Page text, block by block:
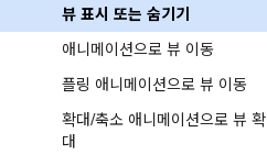
뷰 표시 또는 숨기기
애니메이션으로 뷰 이동
플링 애니메이션으로 뷰 이동
확대/축소 애니메이션으로 뷰 확
대